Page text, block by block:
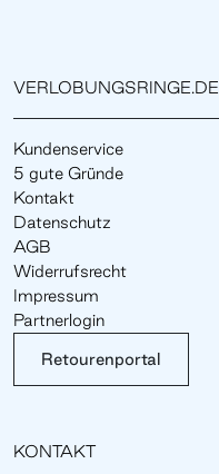
VERLOBUNGSRINGE.DE
Kundenservice
5 gute Gründe
Kontakt
Datenschutz
AGB
Widerrufsrecht
Impressum
Partnerlogin
Retourenportal
KONTAKT